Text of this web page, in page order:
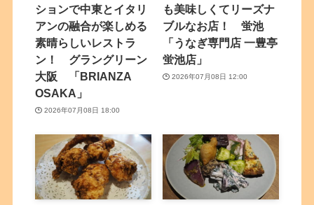
ションで中東とイタリ
アンの融合が楽しめる
素晴らしいレストラ
ン！ グラングリーン
大阪 「BRIANZA
OSAKA」
2026年07月08日 18:00
も美味しくてリーズナ
ブルなお店！ 蛍池
「うなぎ専門店 一豊亭
蛍池店」
2026年07月08日 12:00